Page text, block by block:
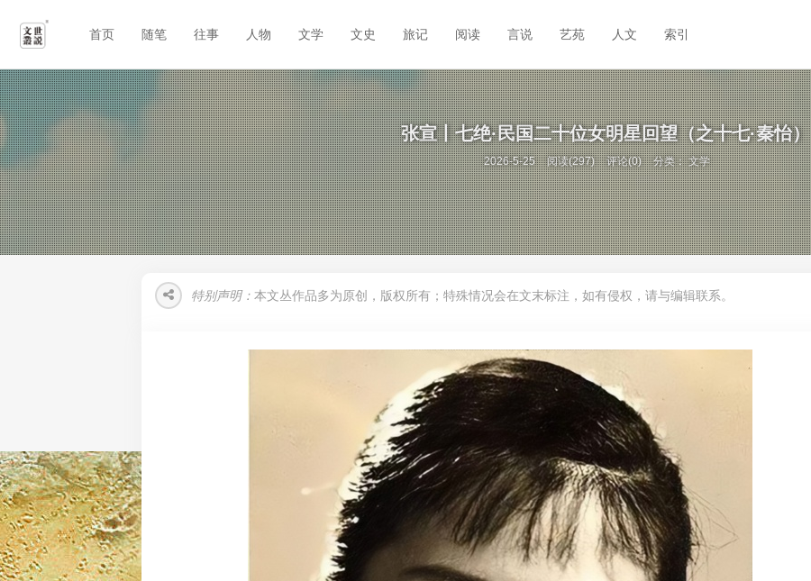
首页 随笔 往事 人物 文学 文史 旅记 阅读 言说 艺苑 人文 索引
张宣丨七绝·民国二十位女明星回望（之十七·秦怡）
2026-5-25 阅读(297) 评论(0) 分类：文学
特别声明： 本文丛作品多为原创，版权所有；特殊情况会在文末标注，如有侵权，请与编辑联系。